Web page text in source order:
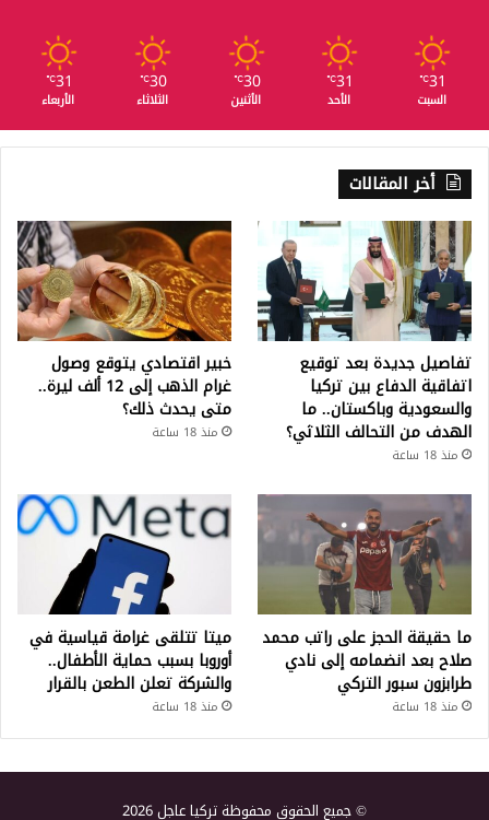
31
℃
السبت
31
℃
الأحد
30
℃
الأثنين
30
℃
الثلاثاء
31
℃
الأربعاء
أخر المقالات
تفاصيل جديدة بعد توقيع
اتفاقية الدفاع بين تركيا
والسعودية وباكستان.. ما
الهدف من التحالف الثلاثي؟
منذ 18 ساعة
خبير اقتصادي يتوقع وصول
غرام الذهب إلى 12 ألف ليرة..
متى يحدث ذلك؟
منذ 18 ساعة
ما حقيقة الحجز على راتب محمد
صلاح بعد انضمامه إلى نادي
طرابزون سبور التركي
منذ 18 ساعة
ميتا تتلقى غرامة قياسية في
أوروبا بسبب حماية الأطفال..
والشركة تعلن الطعن بالقرار
منذ 18 ساعة
© جميع الحقوق محفوظة تركيا عاجل 2026